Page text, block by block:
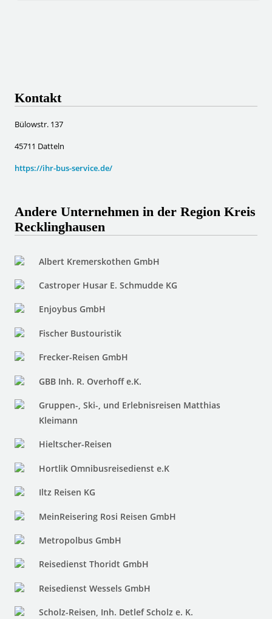
Kontakt
Bülowstr. 137
45711 Datteln
https://ihr-bus-service.de/
Andere Unternehmen in der Region Kreis
Recklinghausen
Albert Kremerskothen GmbH
Castroper Husar E. Schmudde KG
Enjoybus GmbH
Fischer Bustouristik
Frecker-Reisen GmbH
GBB Inh. R. Overhoff e.K.
Gruppen-, Ski-, und Erlebnisreisen Matthias
Kleimann
Hieltscher-Reisen
Hortlik Omnibusreisedienst e.K
Iltz Reisen KG
MeinReisering Rosi Reisen GmbH
Metropolbus GmbH
Reisedienst Thoridt GmbH
Reisedienst Wessels GmbH
Scholz-Reisen, Inh. Detlef Scholz e. K.